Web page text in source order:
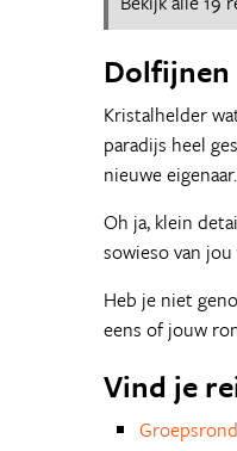
Dolfijnen
Kristalhelder
paradijs heel
nieuwe eigenaar.
Oh ja, klein
sowieso van
Heb je niet
eens of jouw
Vind je